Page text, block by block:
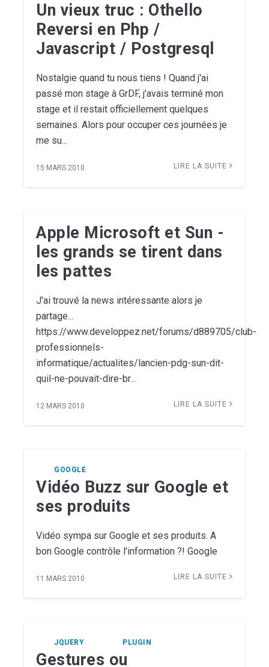
Un vieux truc : Othello
Reversi en Php /
Javascript / Postgresql
Nostalgie quand tu nous tiens ! Quand j'ai
passé mon stage à GrDF, j'avais terminé mon
stage et il restait officiellement quelques
semaines. Alors pour occuper ces journées je
me su...
15 MARS 2010 LIRE LA SUITE
Apple Microsoft et Sun -
les grands se tirent dans
les pattes
J'ai trouvé la news intéressante alors je
partage...
https://www.developpez.net/forums/d889705/club-
professionnels-
informatique/actualites/lancien-pdg-sun-dit-
quil-ne-pouvait-dire-br...
12 MARS 2010 LIRE LA SUITE
GOOGLE
Vidéo Buzz sur Google et
ses produits
Vidéo sympa sur Google et ses produits. A
bon Google contrôle l'information ?! Google
11 MARS 2010 LIRE LA SUITE
JQUERY PLUGIN
Gestures ou